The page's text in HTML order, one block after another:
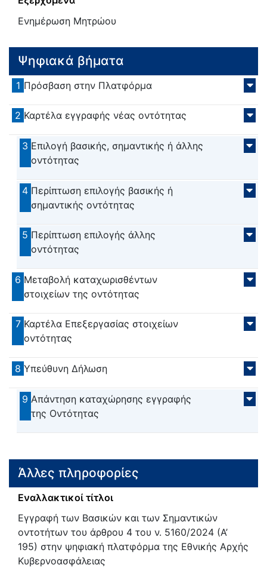
Ενημέρωση Μητρώου
Ψηφιακά βήματα
1 Πρόσβαση στην Πλατφόρμα
2 Καρτέλα εγγραφής νέας οντότητας
3 Επιλογή βασικής, σημαντικής ή άλλης
οντότητας
4 Περίπτωση επιλογής βασικής ή
σημαντικής οντότητας
5 Περίπτωση επιλογής άλλης
οντότητας
6 Μεταβολή καταχωρισθέντων
στοιχείων της οντότητας
7 Καρτέλα Επεξεργασίας στοιχείων
οντότητας
8 Υπεύθυνη Δήλωση
9 Απάντηση καταχώρησης εγγραφής
της Οντότητας
Άλλες πληροφορίες
Εναλλακτικοί τίτλοι
Εγγραφή των Βασικών και των Σημαντικών
οντοτήτων του άρθρου 4 του ν. 5160/2024 (Α’
195) στην ψηφιακή πλατφόρμα της Εθνικής Αρχής
Κυβερνοασφάλειας